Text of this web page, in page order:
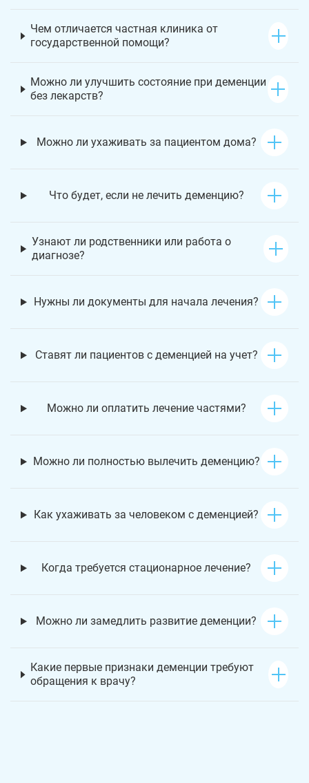
Чем отличается частная клиника от
государственной помощи?
Можно ли улучшить состояние при деменции
без лекарств?
Можно ли ухаживать за пациентом дома?
Что будет, если не лечить деменцию?
Узнают ли родственники или работа о
диагнозе?
Нужны ли документы для начала лечения?
Ставят ли пациентов с деменцией на учет?
Можно ли оплатить лечение частями?
Можно ли полностью вылечить деменцию?
Как ухаживать за человеком с деменцией?
Когда требуется стационарное лечение?
Можно ли замедлить развитие деменции?
Какие первые признаки деменции требуют
обращения к врачу?